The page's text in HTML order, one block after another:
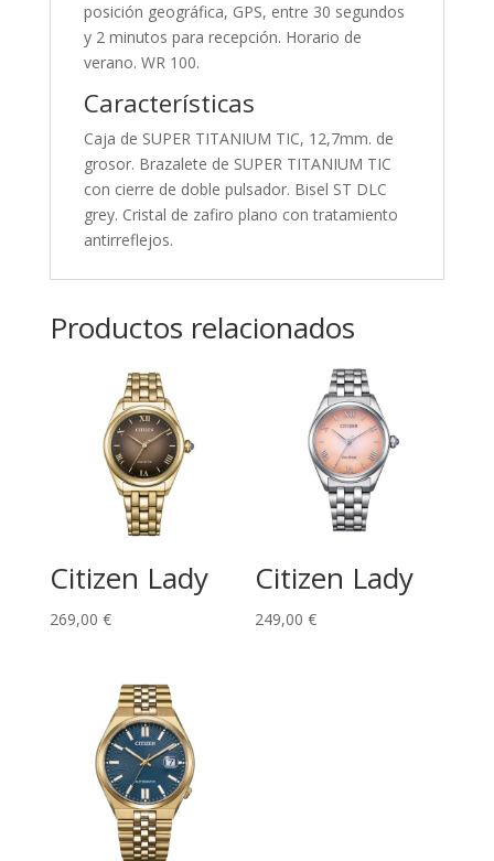
posición geográfica, GPS, entre 30 segundos
y 2 minutos para recepción. Horario de
verano. WR 100.
Características
Caja de SUPER TITANIUM TIC, 12,7mm. de
grosor. Brazalete de SUPER TITANIUM TIC
con cierre de doble pulsador. Bisel ST DLC
grey. Cristal de zafiro plano con tratamiento
antirreflejos.
Productos relacionados
Citizen Lady
269,00 €
Citizen Lady
249,00€